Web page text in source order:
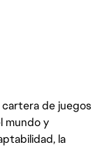
de juegos
mundo y
la